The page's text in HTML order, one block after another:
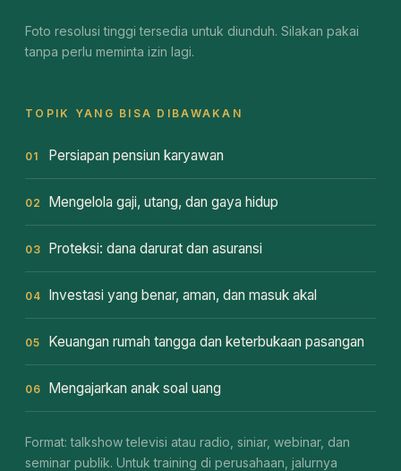
Foto resolusi tinggi tersedia untuk diunduh. Silakan pakai
tanpa perlu meminta izin lagi.
TOPIK YANG BISA DIBAWAKAN
01 Persiapan pensiun karyawan
02 Mengelola gaji, utang, dan gaya hidup
03 Proteksi: dana darurat dan asuransi
04 Investasi yang benar, aman, dan masuk akal
05 Keuangan rumah tangga dan keterbukaan pasangan
06 Mengajarkan anak soal uang
Format: talkshow televisi atau radio, siniar, webinar, dan
seminar publik. Untuk training di perusahaan, jalurnya